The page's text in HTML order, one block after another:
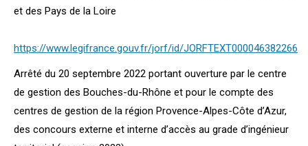
et des Pays de la Loire
https://www.legifrance.gouv.fr/jorf/id/JORFTEXT000046382266
Arrêté du 20 septembre 2022 portant ouverture par le centre
de gestion des Bouches-du-Rhône et pour le compte des
centres de gestion de la région Provence-Alpes-Côte d’Azur,
des concours externe et interne d’accès au grade d’ingénieur